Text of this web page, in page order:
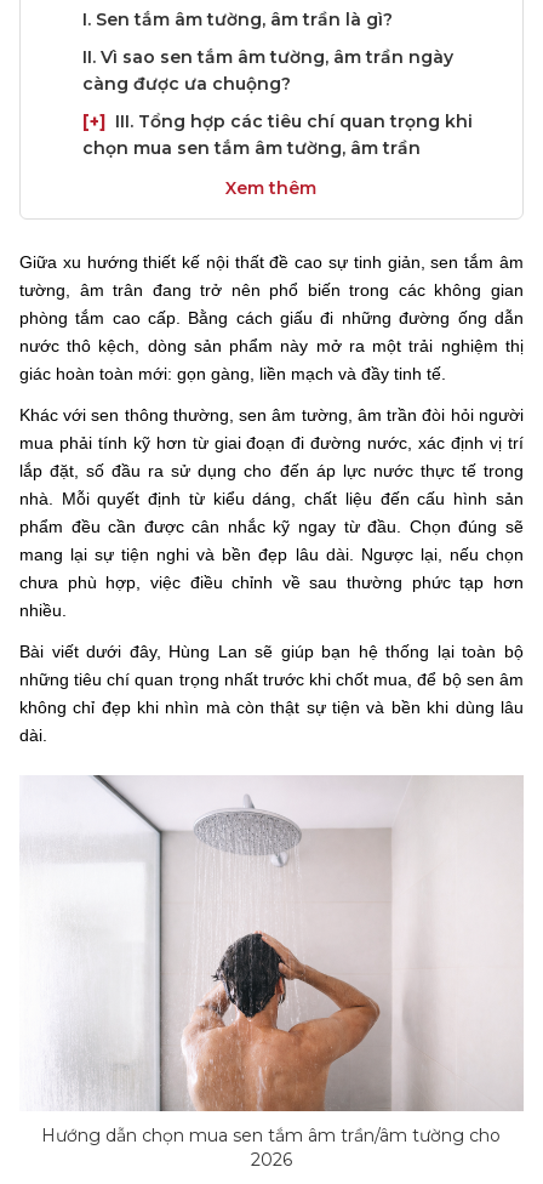
I. Sen tắm âm tường, âm trần là gì?
II. Vì sao sen tắm âm tường, âm trần ngày
càng được ưa chuộng?
[+] III. Tổng hợp các tiêu chí quan trọng khi
chọn mua sen tắm âm tường, âm trần
Xem thêm
Giữa xu hướng thiết kế nội thất đề cao sự tinh giản, sen tắm âm
tường, âm trân đang trở nên phổ biến trong các không gian
phòng tắm cao cấp. Bằng cách giấu đi những đường ống dẫn
nước thô kệch, dòng sản phẩm này mở ra một trải nghiệm thị
giác hoàn toàn mới: gọn gàng, liền mạch và đầy tinh tế.
Khác với sen thông thường, sen âm tường, âm trần đòi hỏi người
mua phải tính kỹ hơn từ giai đoạn đi đường nước, xác định vị trí
lắp đặt, số đầu ra sử dụng cho đến áp lực nước thực tế trong
nhà. Mỗi quyết định từ kiểu dáng, chất liệu đến cấu hình sản
phẩm đều cần được cân nhắc kỹ ngay từ đầu. Chọn đúng sẽ
mang lại sự tiện nghi và bền đẹp lâu dài. Ngược lại, nếu chọn
chưa phù hợp, việc điều chỉnh về sau thường phức tạp hơn
nhiều.
Bài viết dưới đây, Hùng Lan sẽ giúp bạn hệ thống lại toàn bộ
những tiêu chí quan trọng nhất trước khi chốt mua, để bộ sen âm
không chỉ đẹp khi nhìn mà còn thật sự tiện và bền khi dùng lâu
dài.
Hướng dẫn chọn mua sen tắm âm trần/âm tường cho
2026